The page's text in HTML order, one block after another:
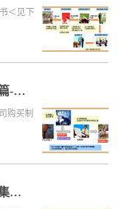
＜见下
从编写采购规格书之后到验收之前（规格书篇-5）
购买制
减少机械构件数量（零部件数量）的思路（集成多种功能的设计）